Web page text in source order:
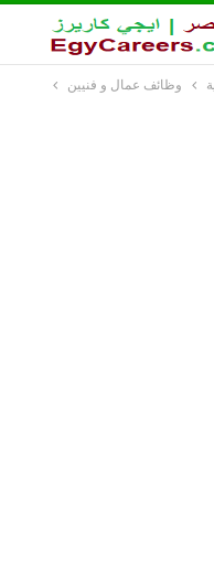
وظائف عمال و فنيين